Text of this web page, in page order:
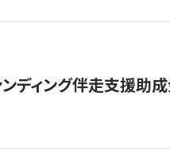
ンディング伴走支援助